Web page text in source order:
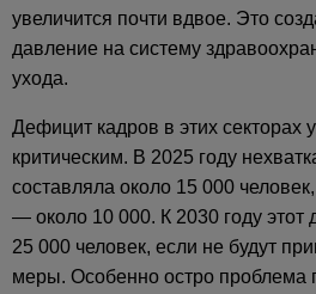
увеличится почти вдвое. Это
давление на систему
ухода.
Дефицит кадров в этих секторах
критическим. В 2025 году
составляла около 15 000
— около 10 000. К 2030 году этот
25 000 человек, если не будут
меры. Особенно остро проблема